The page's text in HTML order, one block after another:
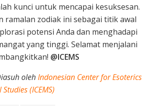
kunci untuk mencapai kesuksesan.
ramalan zodiak ini sebagai titik awal
potensi Anda dan menghadapi
yang tinggi. Selamat menjalani
@ICEMS
olehIndonesian Center for Esoterics
(ICEMS)